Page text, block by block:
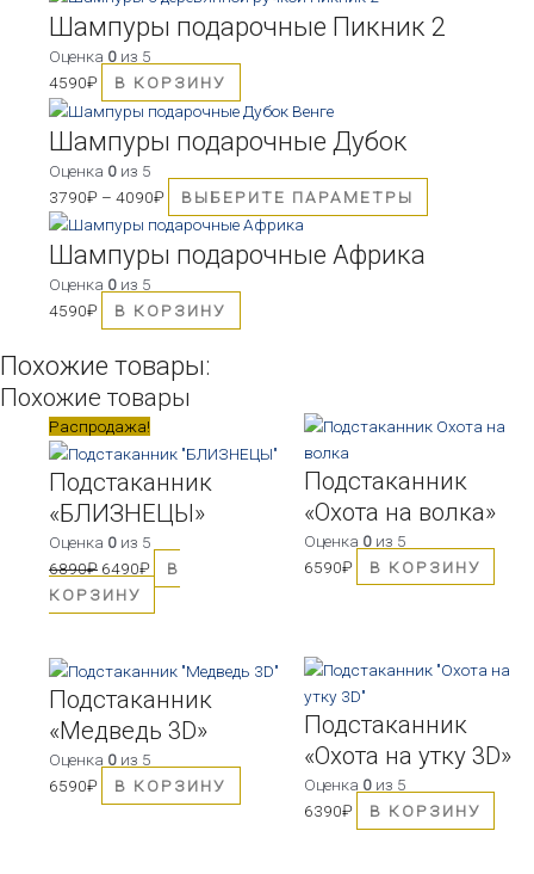
Шампуры подарочные Пикник 2
Оценка 0 из 5
4590₽ В КОРЗИНУ
Шампуры подарочные Дубок
Оценка 0 из 5
3790₽ –4090₽ ВЫБЕРИТЕ ПАРАМЕТРЫ
вариаций.
Шампуры подарочные Африка
Оценка 0 из 5
4590₽ В КОРЗИНУ
Похожие товары:
Похожие товары
Распродажа!
Подстаканник
«БЛИЗНЕЦЫ»
Оценка 0 из 5
6890₽
Первоначальная
цена
составляла
6890₽.
6490₽
цена:
6490₽.
В
КОРЗИНУ
Подстаканник
«Охота на волка»
Оценка 0из 5
6590₽ В КОРЗИНУ
Подстаканник
«Медведь 3D»
Оценка 0 из 5
6590₽ В КОРЗИНУ
Подстаканник
«Охота на утку 3D»
Оценка 0из 5
6390₽ В КОРЗИНУ